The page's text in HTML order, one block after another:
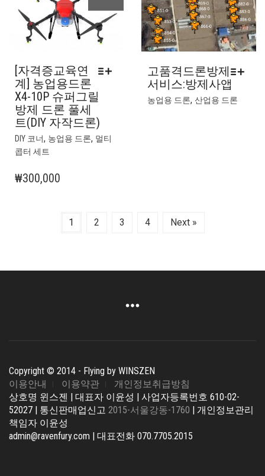
상
을
수
[자격증교육연
계] 농업용드론
X4-10P 슈퍼그릴
방제 드론 풀세
트(DIY 자작드론)
DIY 코너, 농업용 드론, 멀티
콥터 세트
이
니
품
이
지
에
서
션
₩300,000
고품격드론방제
서비스:방제사앱
농업용 드론, 산업용 드론
1 2 3 4 Next »
Copyright © 2014 - Flying by WINSZEN
이용안내
이용약관
개인정보취급방침
상호명 윈스젠 | 대표자 이윤성 | 사업자등록번호 610-02-
52027 | 통신판매업신고 2015-서울강동-1760 | 개인정보관리
책임자 이윤성
admin@ravenfury.com | 대표전화 070.7705.2015